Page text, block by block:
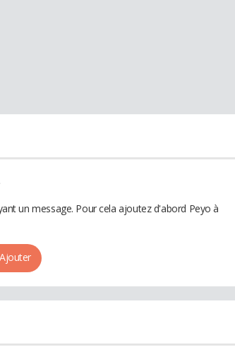
un message. Pour cela ajoutez d'abord Peyo à
Ajouter